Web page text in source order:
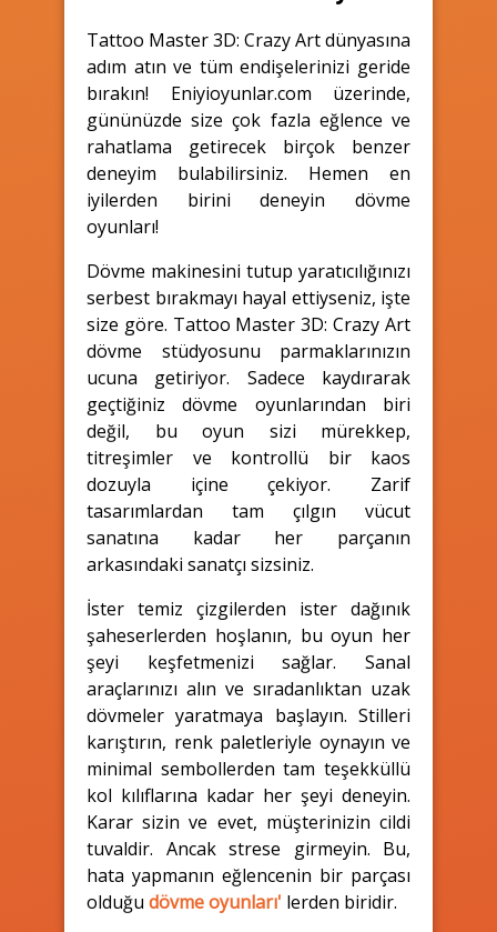
Tattoo Master 3D: Crazy Art dünyasına
adım atın ve tüm endişelerinizi geride
bırakın! Eniyioyunlar.com üzerinde,
gününüzde size çok fazla eğlence ve
rahatlama getirecek birçok benzer
deneyim bulabilirsiniz. Hemen en
iyilerden birini deneyin dövme
oyunları!
Dövme makinesini tutup yaratıcılığınızı
serbest bırakmayı hayal ettiyseniz, işte
size göre. Tattoo Master 3D: Crazy Art
dövme stüdyosunu parmaklarınızın
ucuna getiriyor. Sadece kaydırarak
geçtiğiniz dövme oyunlarından biri
değil, bu oyun sizi mürekkep,
titreşimler ve kontrollü bir kaos
dozuyla içine çekiyor. Zarif
tasarımlardan tam çılgın vücut
sanatına kadar her parçanın
arkasındaki sanatçı sizsiniz.
İster temiz çizgilerden ister dağınık
şaheserlerden hoşlanın, bu oyun her
şeyi keşfetmenizi sağlar. Sanal
araçlarınızı alın ve sıradanlıktan uzak
dövmeler yaratmaya başlayın. Stilleri
karıştırın, renk paletleriyle oynayın ve
minimal sembollerden tam teşekküllü
kol kılıflarına kadar her şeyi deneyin.
Karar sizin ve evet, müşterinizin cildi
tuvaldir. Ancak strese girmeyin. Bu,
hata yapmanın eğlencenin bir parçası
olduğu dövme oyunları' lerden biridir.